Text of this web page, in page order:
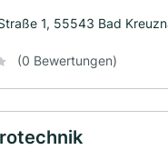
1, 55543 Bad
(0 Bewertungen)